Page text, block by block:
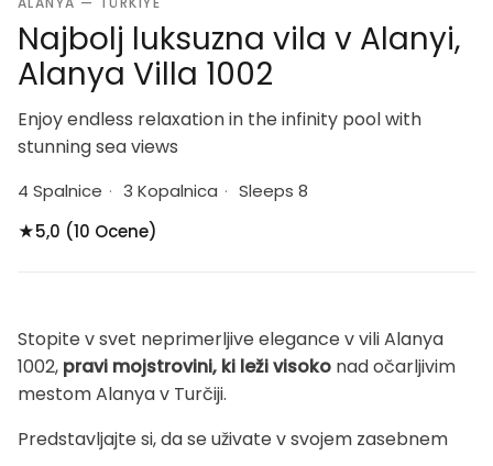
Najbolj luksuzna vila v Alanyi,
Alanya Villa 1002
Enjoy endless relaxation in the infinity pool with
stunning sea views
4 Spalnice · 3 Kopalnica · Sleeps 8
★5,0 (10 Ocene)
Stopite v svet neprimerljive elegance v vili Alanya
1002, pravi mojstrovini, ki leži visoko nad očarljivim
mestom Alanya v Turčiji.
Predstavljajte si, da se uživate v svojem zasebnem